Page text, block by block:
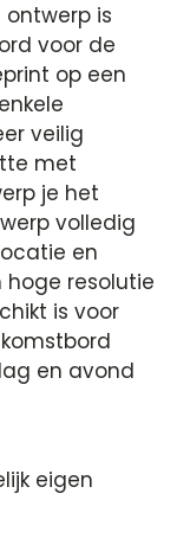
ontwerp is
voor de
op een
veilig
met
je het
volledig
en
hoge resolutie
is voor
en avond